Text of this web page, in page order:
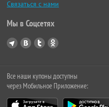
Связаться с нами
Мы в Соцсетях
Все наши купоны доступны
через Мобильное Приложение: